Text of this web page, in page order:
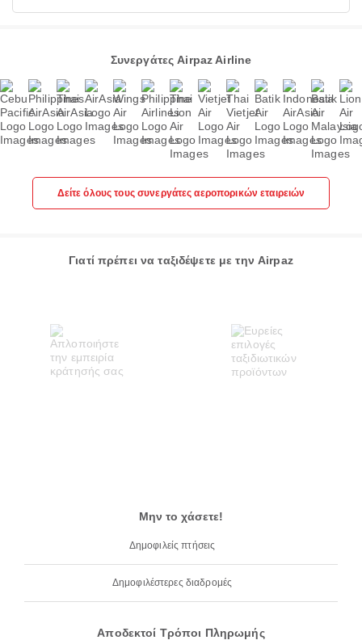
Συνεργάτες Airpaz Airline
Δείτε όλους τους συνεργάτες αεροπορικών εταιρειών
Γιατί πρέπει να ταξιδέψετε με την Airpaz
Μην το χάσετε!
Δημοφιλείς πτήσεις
Δημοφιλέστερες διαδρομές
Αποδεκτοί Τρόποι Πληρωμής